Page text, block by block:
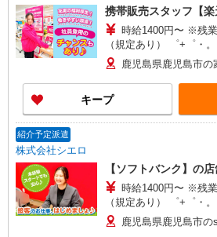
携帯販売スタッフ【楽
時給1400円〜 ※残
（規定あり） ゜+゜・。○。・゜+゜・。○。・゜
+゜ 入社祝い金10万円支給(規定
頂くと, インセンティブ支給(
い・週払い可能（規程
+゜・。○。・゜+゜
鹿児島県鹿児島市の
キープ
紹介予定派遣
株式会社シエロ
【ソフトバンク】の
時給1400円〜 ※残
（規定あり） ゜+゜・。○。・゜+゜・。○。・゜
+゜ 入社祝い金10万円支給(規定
頂くと, インセンティブ支給(
鹿児島県鹿児島市